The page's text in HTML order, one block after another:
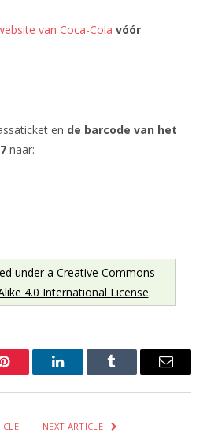
van Coca-Cola vóór
en de barcode van het
naar:
under a Creative Commons
4.0 International License.
Pinterest LinkedInTumblr Email
NEXT ARTICLE